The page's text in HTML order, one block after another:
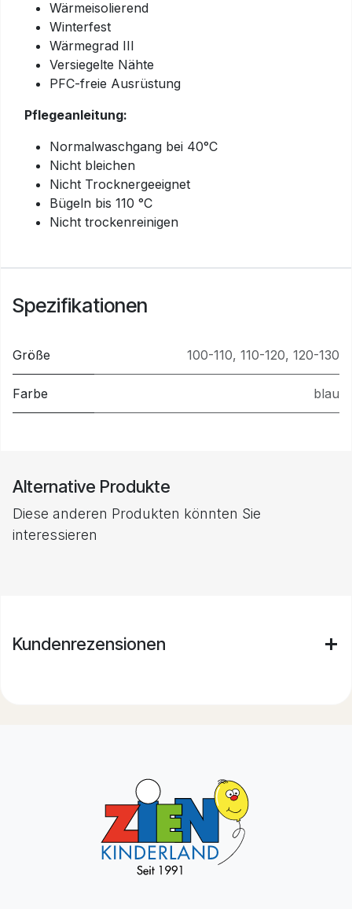
Wärmeisolierend
Winterfest
Wärmegrad III
Versiegelte Nähte
PFC-freie Ausrüstung
Pflegeanleitung:
Normalwaschgang bei 40°C
Nicht bleichen
Nicht Trocknergeeignet
Bügeln bis 110 °C
Nicht trockenreinigen
Spezifikationen
Größe 100-110, 110-120, 120-130
Farbe blau
Alternative Produkte
Diese anderen Produkten könnten Sie
interessieren
Kundenrezensionen